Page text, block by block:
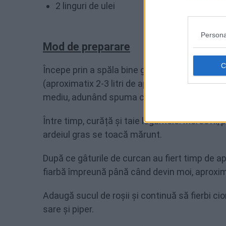
2 linguri de ulei
Mod de preparare
Începe prin a spăla bine gâturile de curcan.
(aproximatix 2-3 litri de apă, cât să acopere
mediu, adunând spuma care se formează la
Între timp, curăță și taie legumele. Morcovii,
ardeiul gras se toacă mărunt.
După ce gâturile de curcan au fiert timp de
fiarbă împreună până când devin moi,
Adaugă sucul de roșii și continuă să fierbi
sare și piper.